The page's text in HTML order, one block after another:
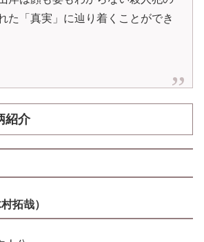
た「真実」に辿り着くことができ
紹介
拓哉）